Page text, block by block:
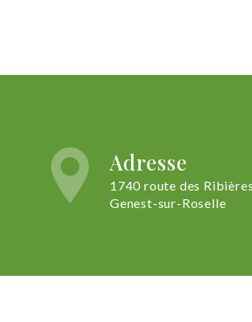
Adresse
1740 route des
Genest-sur-Roselle